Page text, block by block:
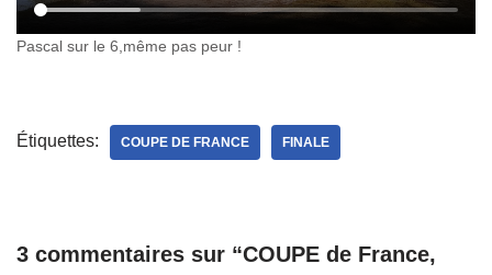
Pascal sur le 6,même pas peur !
Étiquettes: COUPE DE FRANCE FINALE
3 commentaires sur “COUPE de France,